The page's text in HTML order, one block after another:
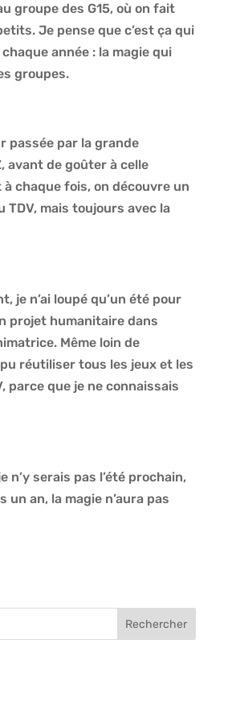
groupe des G15, où on fait
Je pense que c’est ça qui
année : la magie qui
groupes.
passée par la grande
avant de goûter à celle
à chaque fois, on découvre un
TDV, mais toujours avec la
je n’ai loupé qu’un été pour
projet humanitaire dans
Même loin de
pu réutiliser tous les jeux et les
parce que je ne connaissais
n’y serais pas l’été prochain,
un an, la magie n’aura pas